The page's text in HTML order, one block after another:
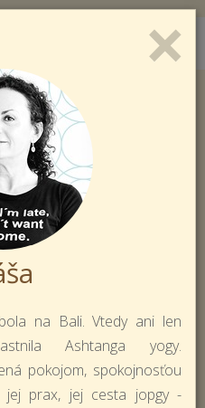
×
na Bali. Vtedy ani len
Ashtanga yogy.
pokojom, spokojnosťou
prax, jej cesta jopgy -
Registrácia